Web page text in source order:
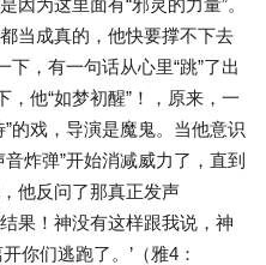
因为这里面有“邪灵的力量”。
当成真的，他快要撑不下去
下，有一句话从心里“跳”了出
，他“如梦初醒”！，原来，一
的戏，导演是魔鬼。当他意识
炸弹”开始消减威力了，直到
他反问了那真正发声
果！神没有这样跟我说，神
你们逃跑了。’（雅4：